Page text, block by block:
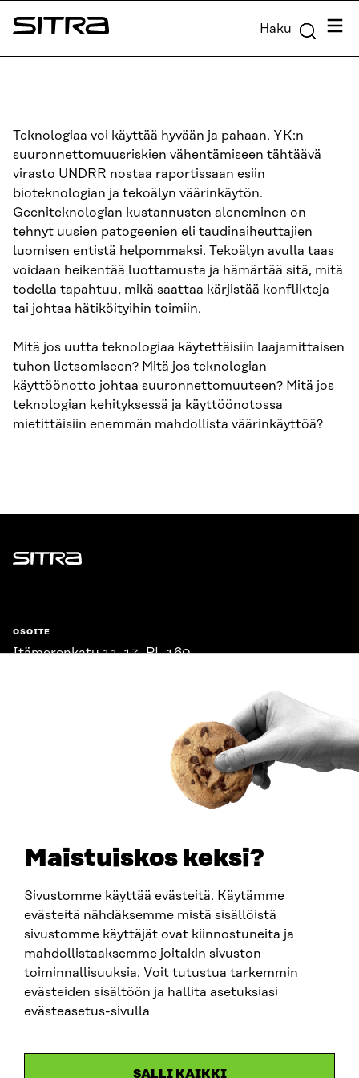
Maistuiskos keksi?
Sivustomme käyttää evästeitä. Käytämme
evästeitä nähdäksemme mistä sisällöistä
sivustomme käyttäjät ovat kiinnostuneita ja
mahdollistaaksemme joitakin sivuston
toiminnallisuuksia. Voit tutustua tarkemmin
evästeiden sisältöön ja hallita asetuksiasi
evästeasetus-sivulla
SALLI KAIKKI
Siirry
suoraan
Sitra Haku
Teknologiaa voi käyttää hyvään ja pahaan. YK:n
suuronnettomuusriskien vähentämiseen tähtäävä
virasto UNDRR nostaa raportissaan esiin
bioteknologian ja tekoälyn väärinkäytön.
Geeniteknologian kustannusten aleneminen on
tehnyt uusien patogeenien eli taudinaiheuttajien
luomisen entistä helpommaksi. Tekoälyn avulla taas
voidaan heikentää luottamusta ja hämärtää sitä, mitä
todella tapahtuu, mikä saattaa kärjistää konflikteja
tai johtaa hätiköityihin toimiin.
Mitä jos uutta teknologiaa käytettäisiin laajamittaisen
tuhon lietsomiseen? Mitä jos teknologian
käyttöönotto johtaa suuronnettomuuteen? Mitä jos
teknologian kehityksessä ja käyttöönotossa
mietittäisiin enemmän mahdollista väärinkäyttöä?
Sitra
OSOITE
Itämerenkatu 11-13, PL 160,
SITRA SOSIAALISESSA MEDIASSA
LinkedIn
Instagram
YouTube